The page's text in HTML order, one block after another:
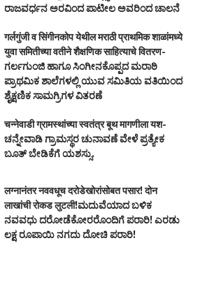
ರಾಜವರ್ಧನ ಅರವಿಂದ ಪಾಟೀಲ ಅವರಿಂದ ಚಾಲನೆ
गर्लगुंजी व सिंगीनकोप येथील मराठी प्राथमिक शाळांमध्ये
युवा समितीच्या वतीने शैक्षणिक साहित्याचे वितरण-
ಗರ್ಲಗುಂಜಿ ಹಾಗೂ ಸಿಂಗೀನಕೊಪ್ಪದ ಮರಾಠಿ
ಪ್ರಾಥಮಿಕ ಶಾಲೆಗಳಲ್ಲಿ ಯುವ ಸಮಿತಿಯ ವತಿಯಿಂದ
ಶೈಕ್ಷಣಿಕ ಸಾಮಗ್ರಿಗಳ ವಿತರಣೆ
चन्नेवाडी ग्रामस्थांच्या स्वतंत्र बूथ मागणीला यश-
ಚನ್ನೇವಾಡಿ ಗ್ರಾಮಸ್ಥರ ಚುನಾವಣೆ ವೇಳೆ ಪ್ರತ್ಯೇಕ
ಬೂತ್‌ ಬೇಡಿಕೆಗೆ ಯಶಸ್ಸು.
लग्नानंतर नववधूच दरोडेखोरांसोबत पसार! दोन
लाखांची रोकड लुटली!ಮದುವೆಯಾದ ಬಳಿಕ
ನವವಧು ದರೋಡೆಕೋರರೊಂದಿಗೆ ಪರಾರಿ! ಎರಡು
ಲಕ್ಷ ರೂಪಾಯಿ ನಗದು ದೋಚಿ ಪರಾರಿ!